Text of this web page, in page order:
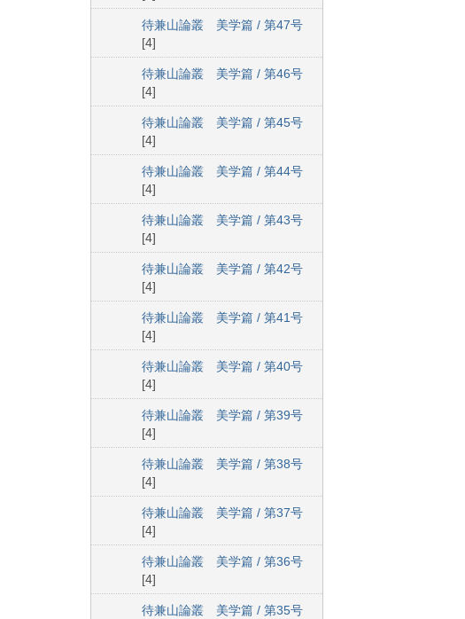
待兼山論叢 美学篇 / 第47号
[4]
待兼山論叢 美学篇 / 第46号
[4]
待兼山論叢 美学篇 / 第45号
[4]
待兼山論叢 美学篇 / 第44号
[4]
待兼山論叢 美学篇 / 第43号
[4]
待兼山論叢 美学篇 / 第42号
[4]
待兼山論叢 美学篇 / 第41号
[4]
待兼山論叢 美学篇 / 第40号
[4]
待兼山論叢 美学篇 / 第39号
[4]
待兼山論叢 美学篇 / 第38号
[4]
待兼山論叢 美学篇 / 第37号
[4]
待兼山論叢 美学篇 / 第36号
[4]
待兼山論叢 美学篇 / 第35号